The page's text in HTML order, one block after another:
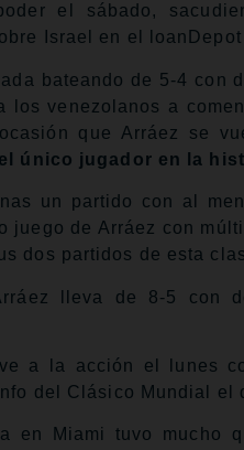
el sábado,
Israel en el loanDepot
bateando de 5-4 con
los venezolanos a
que Arráez se
el único jugador en la
un partido con al
juego de Arráez con
dos partidos de esta
lleva de 8-5 con
a la acción el lunes
del Clásico Mundial
en Miami tuvo mucho